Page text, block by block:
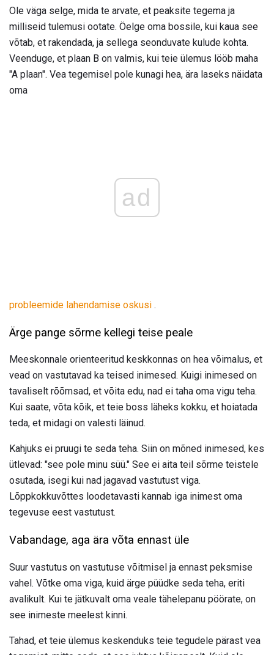
Ole väga selge, mida te arvate, et peaksite tegema ja
milliseid tulemusi ootate. Öelge oma bossile, kui kaua see
võtab, et rakendada, ja sellega seonduvate kulude kohta.
Veenduge, et plaan B on valmis, kui teie ülemus lööb maha
"A plaan". Vea tegemisel pole kunagi hea, ära laseks näidata
oma
ad
probleemide lahendamise oskusi .
Ärge pange sõrme kellegi teise peale
Meeskonnale orienteeritud keskkonnas on hea võimalus, et
vead on vastutavad ka teised inimesed. Kuigi inimesed on
tavaliselt rõõmsad, et võita edu, nad ei taha oma vigu teha.
Kui saate, võta kõik, et teie boss läheks kokku, et hoiatada
teda, et midagi on valesti läinud.
Kahjuks ei pruugi te seda teha. Siin on mõned inimesed, kes
ütlevad: "see pole minu süü." See ei aita teil sõrme teistele
osutada, isegi kui nad jagavad vastutust viga.
Lõppkokkuvõttes loodetavasti kannab iga inimest oma
tegevuse eest vastutust.
Vabandage, aga ära võta ennast üle
Suur vastutus on vastutuse võitmisel ja ennast peksmise
vahel. Võtke oma viga, kuid ärge püüdke seda teha, eriti
avalikult. Kui te jätkuvalt oma veale tähelepanu pöörate, on
see inimeste meelest kinni.
Tahad, et teie ülemus keskenduks teie tegudele pärast vea